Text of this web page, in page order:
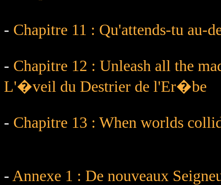
- Chapitre 11 : Qu'attends-tu au-
- Chapitre 12 : Unleash all the
L'�veil du Destrier de l'Er�be
- Chapitre 13 : When worlds
- Annexe 1 : De nouveaux